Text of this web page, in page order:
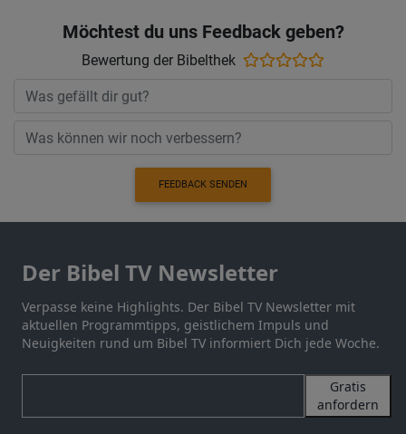
Möchtest du uns Feedback geben?
Bewertung der Bibelthek
FEEDBACK SENDEN
Der Bibel TV Newsletter
Verpasse keine Highlights. Der Bibel TV Newsletter mit
aktuellen Programmtipps, geistlichem Impuls und
Neuigkeiten rund um Bibel TV informiert Dich jede Woche.
Gratis
anfordern